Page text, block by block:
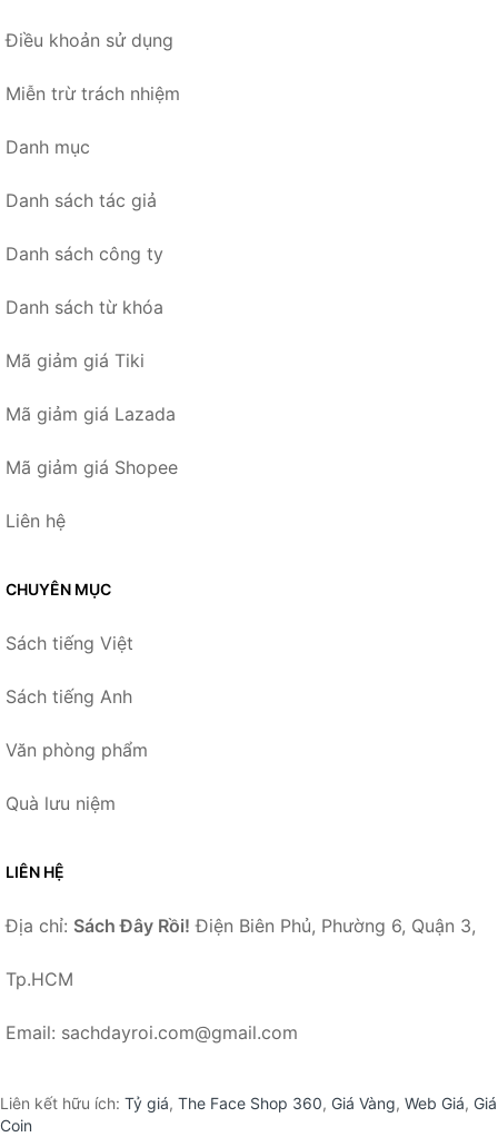
Điều khoản sử dụng
Miễn trừ trách nhiệm
Danh mục
Danh sách tác giả
Danh sách công ty
Danh sách từ khóa
Mã giảm giá Tiki
Mã giảm giá Lazada
Mã giảm giá Shopee
Liên hệ
CHUYÊN MỤC
Sách tiếng Việt
Sách tiếng Anh
Văn phòng phẩm
Quà lưu niệm
LIÊN HỆ
Địa chỉ: Sách Đây Rồi! Điện Biên Phủ, Phường 6, Quận 3,
Tp.HCM
Email: sachdayroi.com@gmail.com
Liên kết hữu ích: Tỷ giá, The Face Shop 360, Giá Vàng, Web Giá, Giá
Coin